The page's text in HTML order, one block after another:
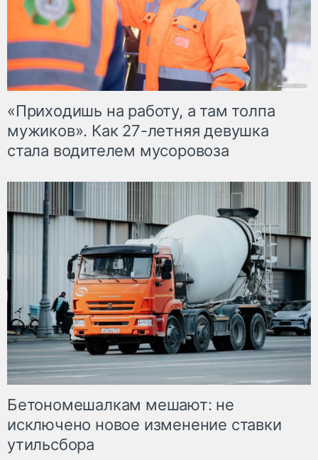
«Приходишь на работу, а там толпа
мужиков». Как 27-летняя девушка
стала водителем мусоровоза
Бетономешалкам мешают: не
исключено новое изменение ставки
утильсбора